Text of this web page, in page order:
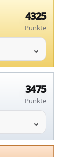
4325
Punkte
3475
Punkte